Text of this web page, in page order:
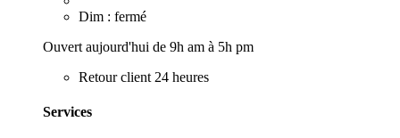
Dim : fermé
Ouvert aujourd'hui de 9h am à 5h pm
Retour client 24 heures
Services